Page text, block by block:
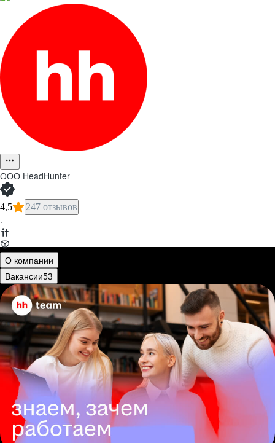
ООО HeadHunter
4,5 247 отзывов
·
О компании
Вакансии53